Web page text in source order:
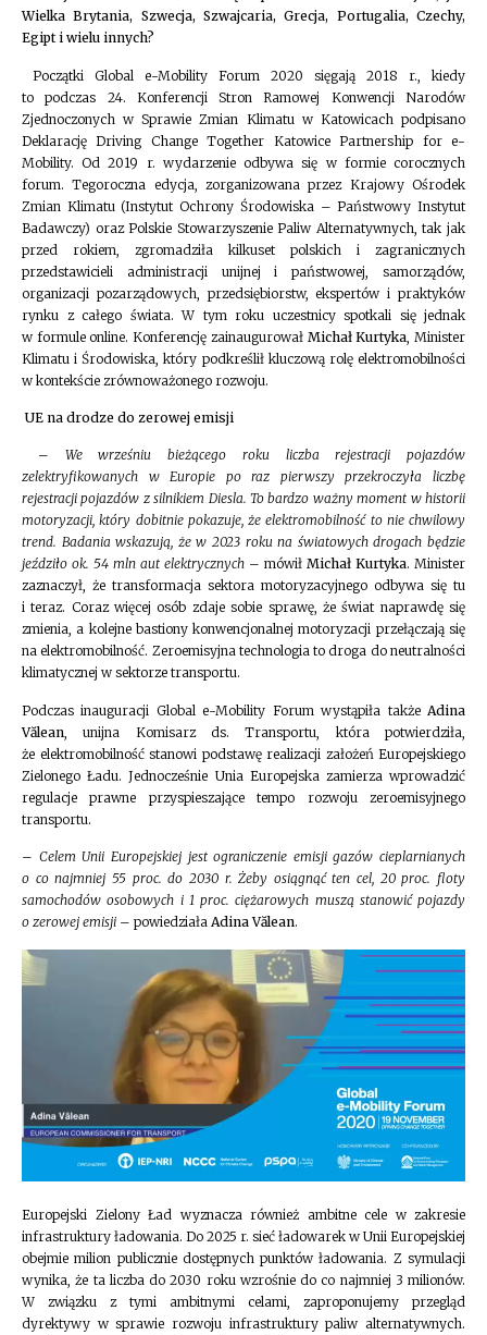
Wielka Brytania, Szwecja, Szwajcaria, Grecja, Portugalia, Czechy,
Egipt i wielu innych?
Początki Global e-Mobility Forum 2020 sięgają 2018 r., kiedy
to podczas 24. Konferencji Stron Ramowej Konwencji Narodów
Zjednoczonych w Sprawie Zmian Klimatu w Katowicach podpisano
Deklarację Driving Change Together Katowice Partnership for e-
Mobility. Od 2019 r. wydarzenie odbywa się w formie corocznych
forum. Tegoroczna edycja, zorganizowana przez Krajowy Ośrodek
Zmian Klimatu (Instytut Ochrony Środowiska – Państwowy Instytut
Badawczy) oraz Polskie Stowarzyszenie Paliw Alternatywnych, tak jak
przed rokiem, zgromadziła kilkuset polskich i zagranicznych
przedstawicieli administracji unijnej i państwowej, samorządów,
organizacji pozarządowych, przedsiębiorstw, ekspertów i praktyków
rynku z całego świata. W tym roku uczestnicy spotkali się jednak
w formule online. Konferencję zainaugurował Michał Kurtyka , Minister
Klimatu i Środowiska, który podkreślił kluczową rolę elektromobilności
w kontekście zrównoważonego rozwoju.
UE na drodze do zerowej emisji
– We wrześniu bieżącego roku liczba rejestracji pojazdów
zelektryfikowanych w Europie po raz pierwszy przekroczyła liczbę
rejestracji pojazdów z silnikiem Diesla. To bardzo ważny moment w historii
motoryzacji, który dobitnie pokazuje, że elektromobilność to nie chwilowy
trend. Badania wskazują, że w 2023 roku na światowych drogach będzie
jeździło ok. 54 mln aut elektrycznych – mówił Michał Kurtyka. Minister
zaznaczył, że transformacja sektora motoryzacyjnego odbywa się tu
i teraz. Coraz więcej osób zdaje sobie sprawę, że świat naprawdę się
zmienia, a kolejne bastiony konwencjonalnej motoryzacji przełączają się
na elektromobilność. Zeroemisyjna technologia to droga do neutralności
klimatycznej w sektorze transportu.
Podczas inauguracji Global e-Mobility Forum wystąpiła także Adina
Vălean , unijna Komisarz ds. Transportu, która potwierdziła,
że elektromobilność stanowi podstawę realizacji założeń Europejskiego
Zielonego Ładu. Jednocześnie Unia Europejska zamierza wprowadzić
regulacje prawne przyspieszające tempo rozwoju zeroemisyjnego
transportu.
– Celem Unii Europejskiej jest ograniczenie emisji gazów cieplarnianych
o co najmniej 55 proc. do 2030 r. Żeby osiągnąć ten cel, 20 proc. floty
samochodów osobowych i 1 proc. ciężarowych muszą stanowić pojazdy
o zerowej emisji – powiedziała Adina Vălean.
Europejski Zielony Ład wyznacza również ambitne cele w zakresie
infrastruktury ładowania. Do 2025 r. sieć ładowarek w Unii Europejskiej
obejmie milion publicznie dostępnych punktów ładowania. Z symulacji
wynika, że ta liczba do 2030 roku wzrośnie do co najmniej 3 milionów.
W związku z tymi ambitnymi celami, zaproponujemy przegląd
dyrektywy w sprawie rozwoju infrastruktury paliw alternatywnych.